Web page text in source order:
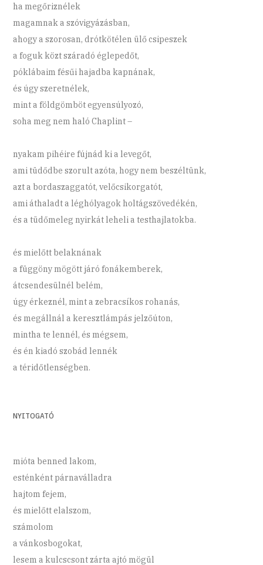
ha megőriznélek
magamnak a szóvigyázásban,
ahogy a szorosan, drótkötélen ülő csipeszek
a foguk közt száradó églepedőt,
póklábaim fésűi hajadba kapnának,
és úgy szeretnélek,
mint a földgömböt egyensúlyozó,
soha meg nem haló Chaplint –
nyakam pihéire fújnád ki a levegőt,
ami tüdődbe szorult azóta, hogy nem beszéltünk,
azt a bordaszaggatót, velőcsikorgatót,
ami áthaladt a léghólyagok holtágszövedékén,
és a tüdőmeleg nyirkát leheli a testhajlatokba.
és mielőtt belaknának
a függöny mögött járó fonákemberek,
átcsendesülnél belém,
úgy érkeznél, mint a zebracsíkos rohanás,
és megállnál a keresztlámpás jelzőúton,
mintha te lennél, és mégsem,
és én kiadó szobád lennék
a téridőtlenségben.
NYITOGATÓ
mióta benned lakom,
esténként párnaválladra
hajtom fejem,
és mielőtt elalszom,
számolom
a vánkosbogokat,
lesem a kulcscsont zárta ajtó mögül